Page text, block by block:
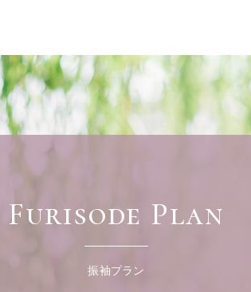
Furisode Plan
振袖プラン